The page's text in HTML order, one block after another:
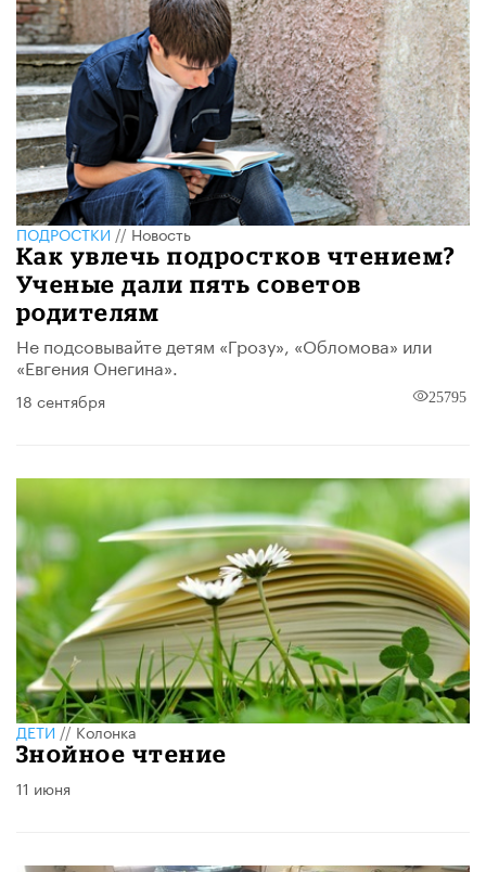
ПОДРОСТКИ//Новость
Как увлечь подростков чтением?
Ученые дали пять советов
родителям
Не подсовывайте детям «Грозу», «Обломова» или
«Евгения Онегина».
18 сентября 25795
ДЕТИ//Колонка
Знойное чтение
11 июня